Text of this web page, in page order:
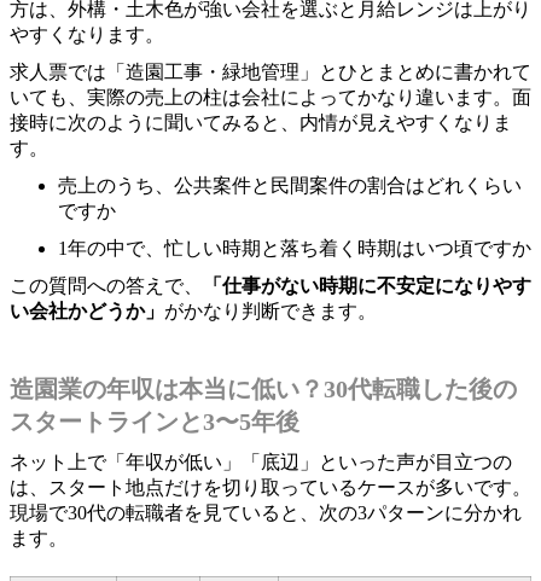
方は、外構・土木色が強い会社を選ぶと月給レンジは上がり
やすくなります。
求人票では「造園工事・緑地管理」とひとまとめに書かれて
いても、実際の売上の柱は会社によってかなり違います。面
接時に次のように聞いてみると、内情が見えやすくなりま
す。
売上のうち、公共案件と民間案件の割合はどれくらい
ですか
1年の中で、忙しい時期と落ち着く時期はいつ頃ですか
この質問への答えで、
「仕事がない時期に不安定になりやす
い会社かどうか」 がかなり判断できます。
造園業の年収は本当に低い？30代転職した後の
スタートラインと3〜5年後
ネット上で「年収が低い」「底辺」といった声が目立つの
は、スタート地点だけを切り取っているケースが多いです。
現場で30代の転職者を見ていると、次の3パターンに分かれ
ます。